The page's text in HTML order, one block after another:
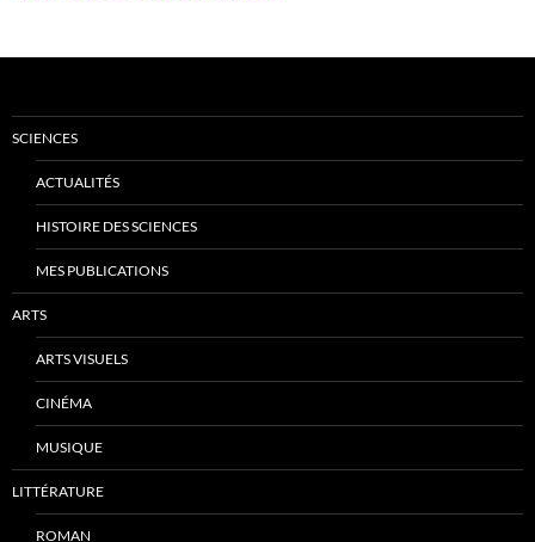
SCIENCES
ACTUALITÉS
HISTOIRE DES SCIENCES
MES PUBLICATIONS
ARTS
ARTS VISUELS
CINÉMA
MUSIQUE
LITTÉRATURE
ROMAN